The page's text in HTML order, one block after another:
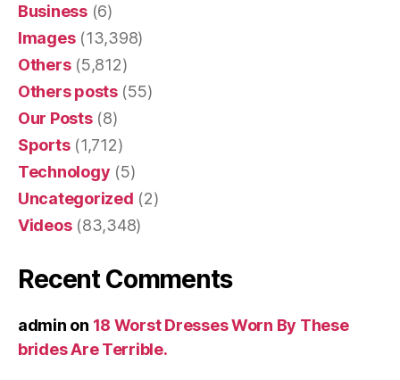
Business(6)
Images(13,398)
Others(5,812)
Others posts(55)
Our Posts(8)
Sports(1,712)
Technology (5)
Uncategorized (2)
Videos(83,348)
Recent Comments
admin on 18 Worst Dresses Worn By These
brides Are Terrible.